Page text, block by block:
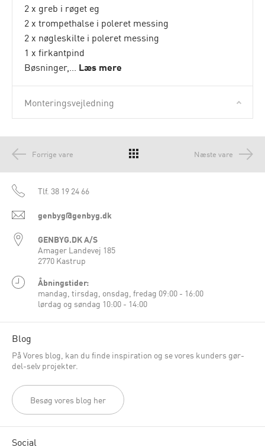
2 x greb i røget eg
2 x trompethalse i poleret messing
2 x nøgleskilte i poleret messing
1 x firkantpind
Bøsninger,... Læs mere
Monteringsvejledning
Forrige vare Næste vare
Tlf. 38 19 24 66
genbyg@genbyg.dk
GENBYG.DK A/S
Amager Landevej 185
2770 Kastrup
Åbningstider:
mandag, tirsdag, onsdag, fredag 09:00 - 16:00
lørdag og søndag 10:00 - 14:00
Blog
På Vores blog, kan du finde inspiration og se vores kunders gør-
del-selv projekter.
Besøg vores blog her
Social